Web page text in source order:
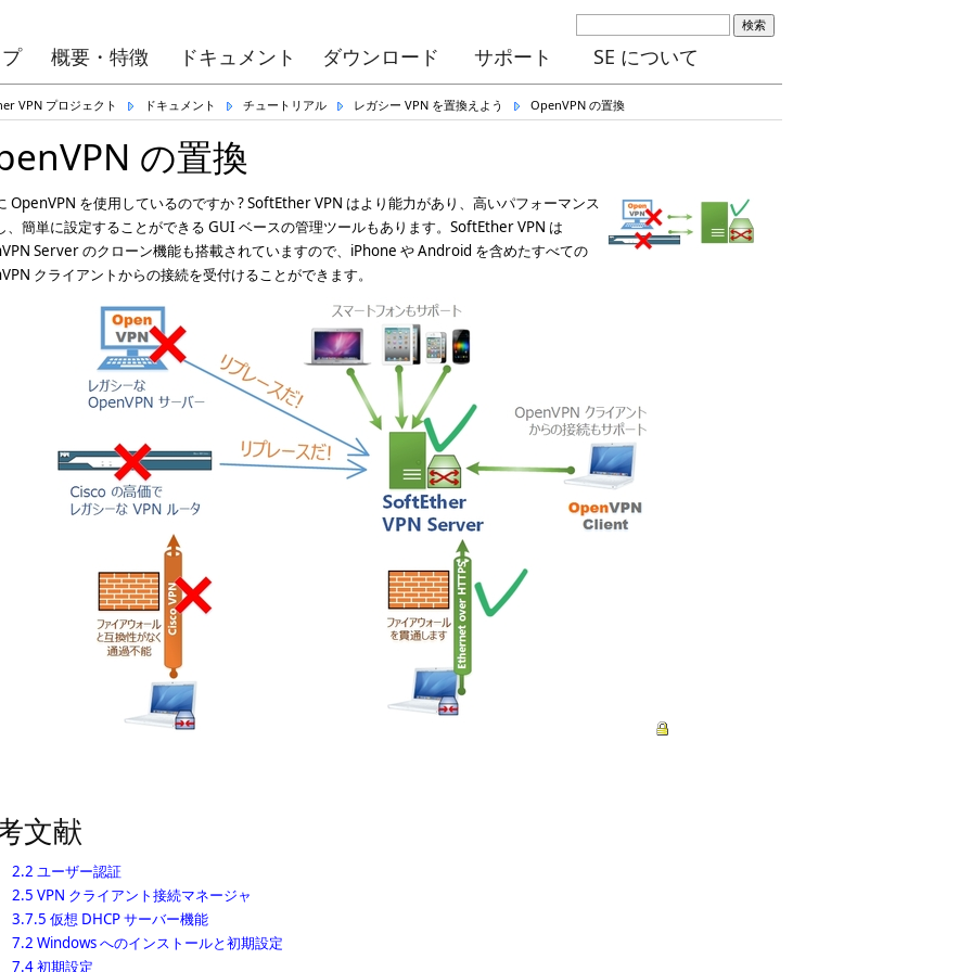
検索
概要・特徴 ドキュメント ダウンロード サポート SE について
VPN プロジェクト ドキュメント チュートリアル レガシー VPN を置換えよう OpenVPN の置換
の置換
OpenVPN を使用しているのですか ? SoftEther VPN はより能力があり、高いパフォーマンス
、簡単に設定することができる GUI ベースの管理ツールもあります。SoftEther VPN は
Server のクローン機能も搭載されていますので、iPhone や Android を含めたすべての
クライアントからの接続を受付けることができます。
文献
2.2 ユーザー認証
2.5 VPN クライアント接続マネージャ
3.7.5 仮想 DHCP サーバー機能
7.2 Windows へのインストールと初期設定
7.4 初期設定